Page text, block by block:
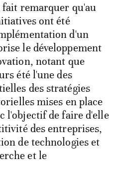
fait remarquer qu'au
ont été
d'un
le développement
notant que
été l'une des
des stratégies
mises en place
l'objectif de faire d'elle
des entreprises,
de technologies et
et le